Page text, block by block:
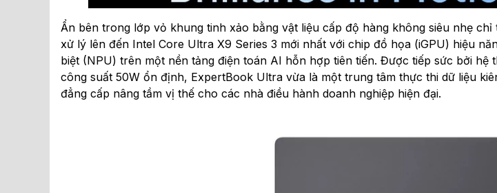
Ẩn bên trong lớp vỏ khung tinh xảo bằng vật liệu cấp độ hàng không siêu nhẹ
xử lý lên đến Intel Core Ultra X9 Series 3 mới nhất với chip đồ họa (iGPU) hiệu
biệt (NPU) trên một nền tảng điện toán AI hỗn hợp tiên tiến. Được tiếp sức bởi hệ
công suất 50W ổn định, ExpertBook Ultra vừa là một trung tâm thực thi dữ liệu
đẳng cấp nâng tầm vị thế cho các nhà điều hành doanh nghiệp hiện đại.